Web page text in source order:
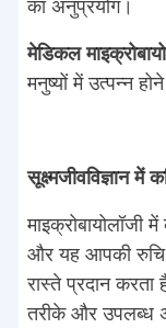
का अनुप्रयोग।
मेडिकल
मनुष्यों में उत्पन्न
सूक्ष्मजीवविज्ञान में
माइक्रोबायोलॉजी
और यह आपकी रुचि
रास्ते प्रदान करता
तरीके और उपलब्ध